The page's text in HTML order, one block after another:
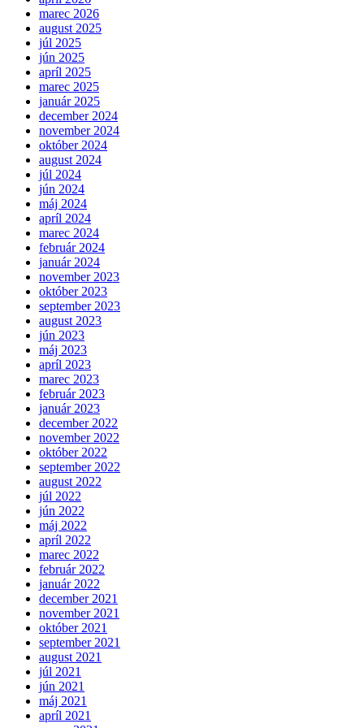
marec 2026
august 2025
júl 2025
jún 2025
apríl 2025
marec 2025
január 2025
december 2024
november 2024
október 2024
august 2024
júl 2024
jún 2024
máj 2024
apríl 2024
marec 2024
február 2024
január 2024
november 2023
október 2023
september 2023
august 2023
jún 2023
máj 2023
apríl 2023
marec 2023
február 2023
január 2023
december 2022
november 2022
október 2022
september 2022
august 2022
júl 2022
jún 2022
máj 2022
apríl 2022
marec 2022
február 2022
január 2022
december 2021
november 2021
október 2021
september 2021
august 2021
júl 2021
jún 2021
máj 2021
apríl 2021